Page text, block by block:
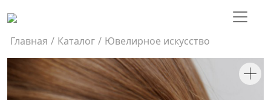
Главная / Каталог / Ювелирное искусство